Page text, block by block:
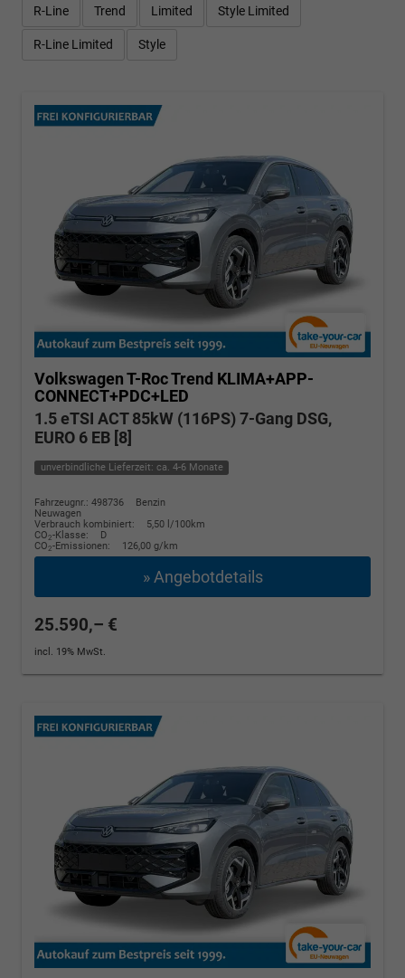
R-Line Trend Limited Style Limited
R-Line Limited Style
Volkswagen T-RocTrend KLIMA+APP-
CONNECT+PDC+LED
1.5 eTSI ACT 85kW (116PS) 7-Gang DSG,
EURO 6 EB [8]
unverbindliche Lieferzeit: ca. 4-6 Monate
Fahrzeugnr.: 498736
Benzin
Neuwagen
Verbrauch kombiniert:
5,50 l/100km
CO2-Klasse:
D
CO2-Emissionen: 126,00 g/km
» Angebotdetails
25.590,– €
incl. 19% MwSt.